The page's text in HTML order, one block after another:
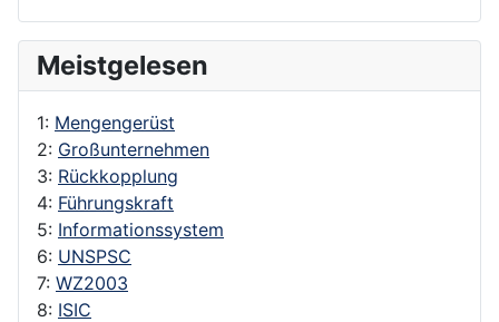
Meistgelesen
1: Mengengerüst
2: Großunternehmen
3: Rückkopplung
4: Führungskraft
5: Informationssystem
6: UNSPSC
7: WZ2003
8: ISIC